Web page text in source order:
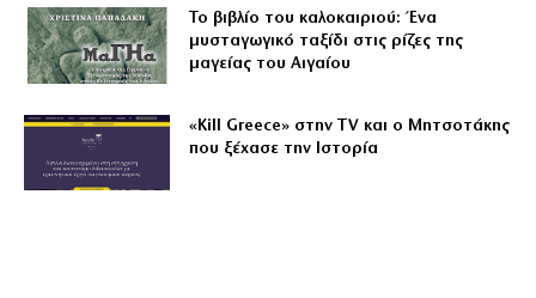
Το βιβλίο του καλοκαιριού: Ένα
μυσταγωγικό ταξίδι στις ρίζες της
μαγείας του Αιγαίου
«Kill Greece» στην TV και ο Μητσοτάκης
που ξέχασε την Ιστορία